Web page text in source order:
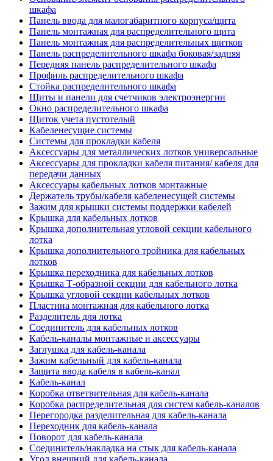
шкафа
Панель ввода для малогабаритного корпуса/щита
Панель монтажная для распределительного щита
Панель монтажная для распределительных щитков
Панель распределительного шкафа боковая/задняя
Передняя панель распределительного шкафа
Профиль распределительного шкафа
Стойка распределительного шкафа
Щиты и панели для счетчиков электроэнергии
Окно распределительного шкафа
Щиток учета пустотелый
Кабеленесущие системы
Системы для прокладки кабеля
Аксессуары для металлических лотков универсальные
Аксессуары для прокладки кабеля питания/ кабеля для
передачи данных
Аксессуары кабельных лотков монтажные
Держатель трубы/кабеля кабеленесущей системы
Зажим для крышки системы поддержки кабелей
Крышка для кабельных лотков
Крышка дополнительная угловой секции кабельного
лотка
Крышка дополнительного тройника для кабельных
лотков
Крышка переходника для кабельных лотков
Крышка Т-образной секции для кабельного лотка
Крышка угловой секции кабельных лотков
Пластина монтажная для кабельного лотка
Разделитель для лотка
Соединитель для кабельных лотков
Кабель-каналы монтажные и аксессуары
Заглушка для кабель-канала
Зажим кабельный для кабель-канала
Защита ввода кабеля в кабель-канал
Кабель-канал
Коробка ответвительная для кабель-канала
Коробка распределительная для систем кабель-каналов
Перегородка разделительная для кабель-канала
Переходник для кабель-канала
Поворот для кабель-канала
Соединитель/накладка на стык для кабель-канала
Угол внешний для кабель-канала